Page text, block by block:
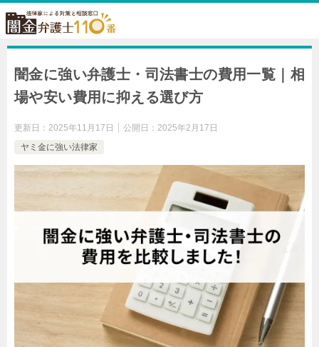
闇金に強い弁護士・司法書士の費用一覧｜相
場や安い費用に抑える選び方
更新日： 2025年11月17日 公開日： 2025年2月17日
ヤミ金に強い法律家